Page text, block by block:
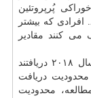
پُرپروتئین
افرادی كه بیشتر
كنند مقادیر
محققان این مطالعه، در مطالعه قبلی خود در سال ۲۰۱۸ دریافتند
دریافت
محدودیت